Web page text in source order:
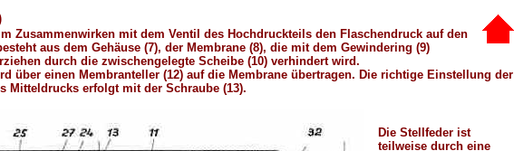
Zusammenwirken mit dem Ventil des Hochdruckteils den Flaschendruck auf den
aus dem Gehäuse (7), der Membrane (8), die mit dem Gewindering (9)
durch die zwischengelegte Scheibe (10) verhindert wird.
über einen Membranteller (12) auf die Membrane übertragen. Die richtige Einstellung der
Mitteldrucks erfolgt mit der Schraube (13).
Die Stellfeder ist
teilweise durch eine